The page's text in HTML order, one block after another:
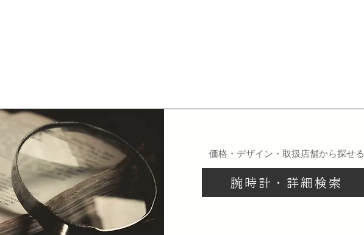
​価格・デザイン・取扱店舗から探せる
腕時計・詳細検索